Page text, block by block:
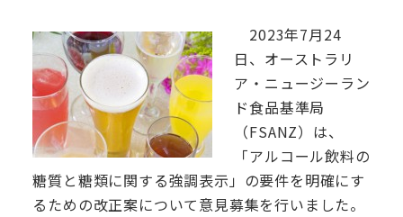
2023年7月24
日、オーストラリ
ア・ニュージーラン
ド食品基準局
（FSANZ）は、
「アルコール飲料の
糖質と糖類に関する強調表示」の要件を明確にす
るための改正案について意見募集を行いました。